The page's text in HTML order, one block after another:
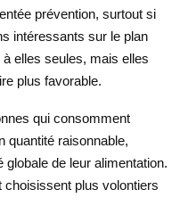
prévention, surtout si
intéressants sur le plan
à elles seules, mais elles
plus favorable.
qui consomment
quantité raisonnable,
de leur alimentation.
choisissent plus volontiers